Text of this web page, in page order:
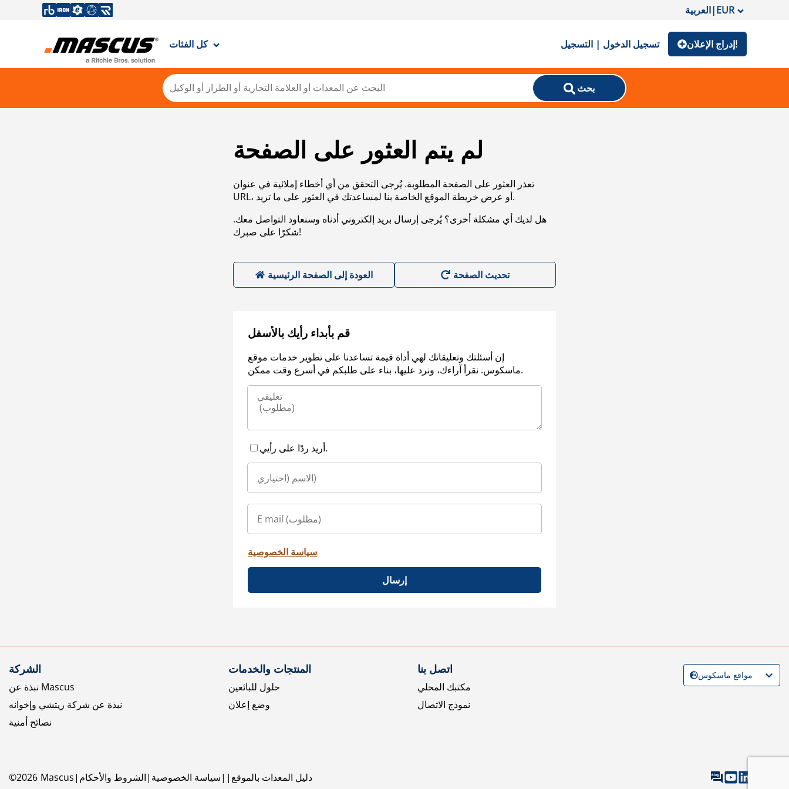
العربية|EUR
كل الفئات تسجيل الدخول | التسجيل إدراج الإعلان!
بحث
لم يتم العثور على الصفحة
تعذر العثور على الصفحة المطلوبة. يُرجى التحقق من أي أخطاء إملائية في عنوان
URL، أو عرض خريطة الموقع الخاصة بنا لمساعدتك في العثور على ما تريد.
هل لديك أي مشكلة أخرى؟ يُرجى إرسال بريد إلكتروني أدناه وسنعاود التواصل معك.
شكرًا على صبرك!
العودة إلى الصفحة الرئيسية
قم بأبداء رأيك بالأسفل
إن أسئلتك وتعليقاتك لهي أداة قيمة تساعدنا على تطوير خدمات موقع
ماسكوس. نقرأ آراءك، ونرد عليها، بناء على طلبكم في أسرع وقت ممكن.
أريد ردًا على رأيي.
سياسة الخصوصية
إرسال
الشركة
نبذة عن Mascus
نبذة عن شركة ريتشي وإخوانه
نصائح أمنية
المنتجات والخدمات
حلول للبائعين
وضع إعلان
اتصل بنا
مكتبك المحلي
نموذج الاتصال
©2026 Mascus الشروط والأحكام سياسة الخصوصية دليل المعدات بالموقع
مواقع ماسكوس